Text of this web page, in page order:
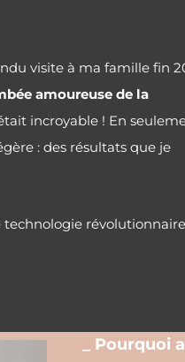
visite à ma famille fin
amoureuse de la
incroyable ! En
: des résultats que je
technologie révolutionnaire
_ Pourquoi